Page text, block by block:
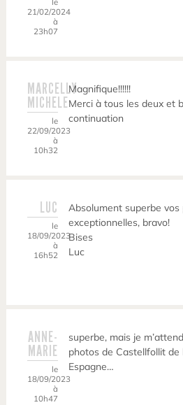
21/02/2024
à
23h07
MARCELLY
MICHELE
le
22/09/2023
à
10h32
Magnifique!!!!!!
Merci à tous les deux et
continuation
LUC
le
18/09/2023
à
16h52
Absolument superbe
exceptionnelles, bravo!
Bises
Luc
ANNE-
MARIE
le
18/09/2023
à
10h47
superbe, mais je
photos de Castellfollit de
Espagne…